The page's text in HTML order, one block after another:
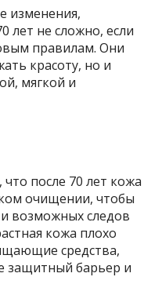
изменения,
лет не сложно, если
правилам. Они
красоту, но и
мягкой и
после 70 лет кожа
очищении, чтобы
и возможных следов
кожа плохо
средства,
защитный барьер и